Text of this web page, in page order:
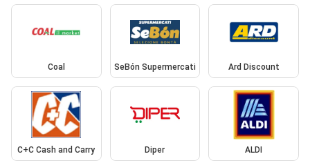
Coal SeBón Supermercati Ard Discount
C+C Cash and Carry Diper ALDI